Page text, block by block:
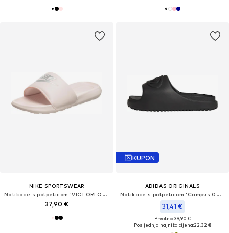
NIKE SPORTSWEAR
Natikače s potpeticom 'VICTORI ONE '
37,90 €
KUPON
ADIDAS ORIGINALS
Natikače s potpeticom 'Campus 00S'
31,41 €
Prvotno: 39,90 €
Posljednja najniža cijena:22,32 €